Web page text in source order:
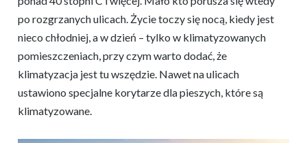
po rozgrzanych ulicach. Życie toczy się nocą, kiedy jest
nieco chłodniej, a w dzień – tylko w klimatyzowanych
pomieszczeniach, przy czym warto dodać, że
klimatyzacja jest tu wszędzie. Nawet na ulicach
ustawiono specjalne korytarze dla pieszych, które są
klimatyzowane.